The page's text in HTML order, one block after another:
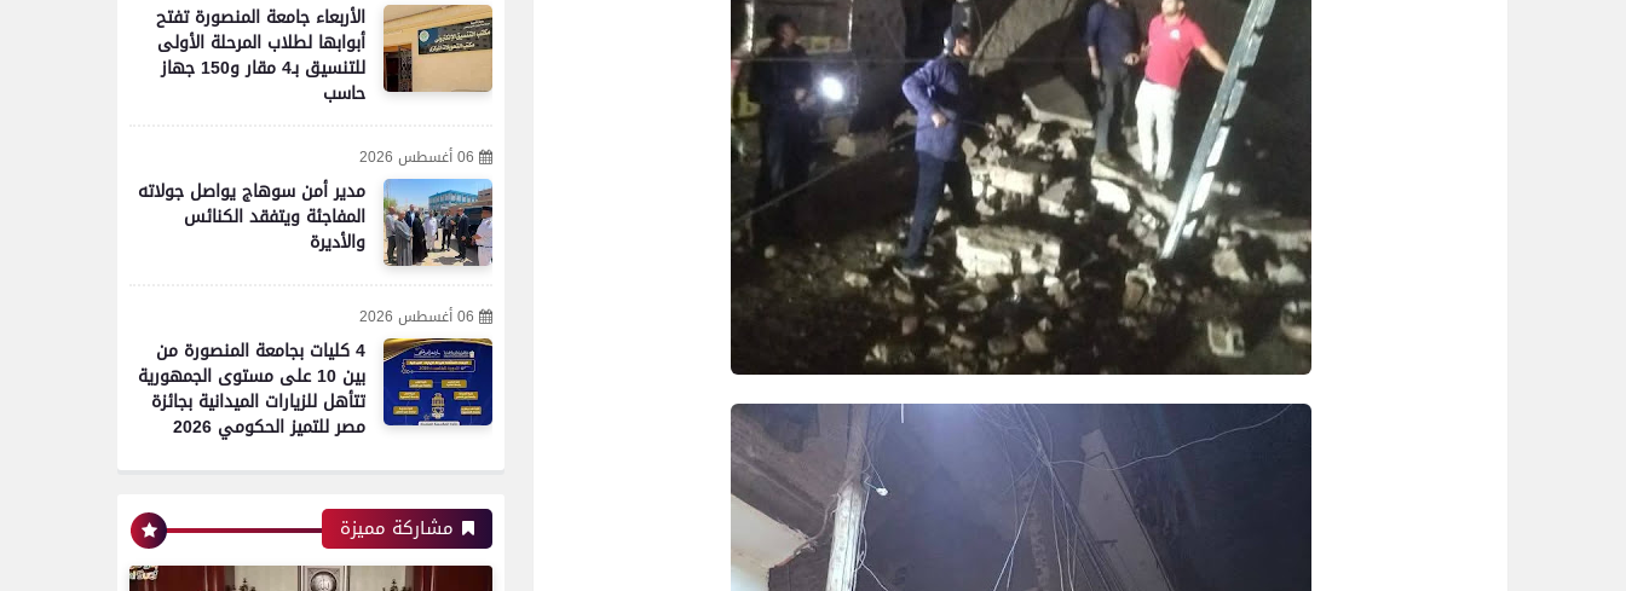
الأربعاء جامعة المنصورة تفتح
أبوابها لطلاب المرحلة الأولى
للتنسيق بـ4 مقار و150 جهاز
حاسب
06 أغسطس 2026
مدير أمن سوهاج يواصل جولاته
المفاجئة ويتفقد الكنائس
والأديرة
06 أغسطس 2026
4 كليات بجامعة المنصورة من
بين 10 على مستوى الجمهورية
تتأهل للزيارات الميدانية بجائزة
مصر للتميز الحكومي 2026
مشاركة مميزة